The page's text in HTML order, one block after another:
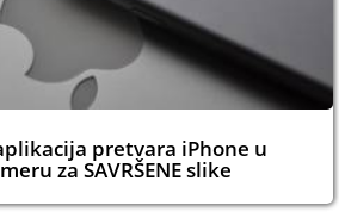
aplikacija pretvara iPhone u
za SAVRŠENE slike